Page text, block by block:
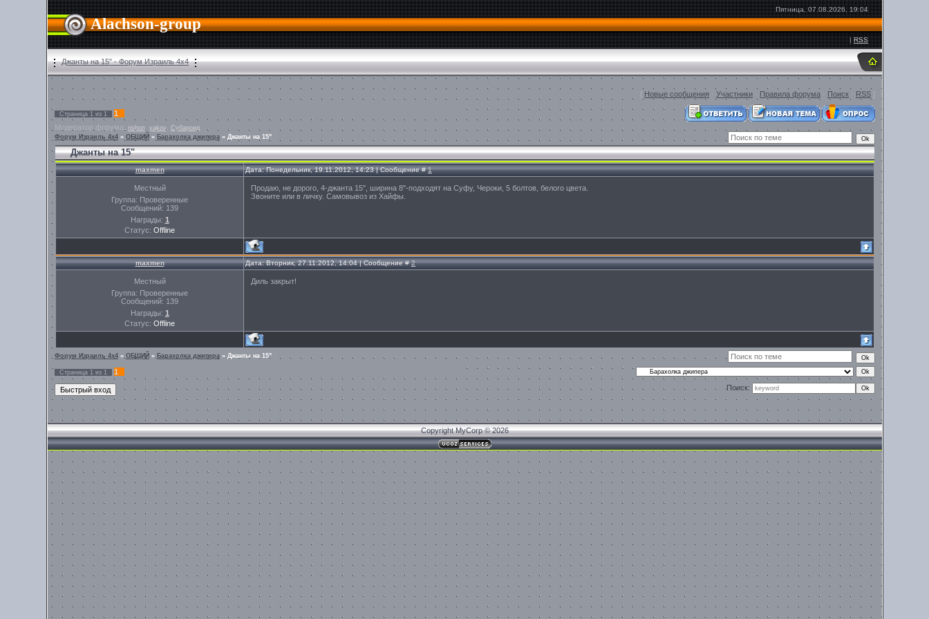
Alachson-group
Пятница, 07.08.2026, 19:04
|RSS
Джанты на 15" - Форум Израиль 4х4
[ Новые сообщения Участники Правила форума Поиск RSS ]
Страница 1 из 1
1
Модератор форума: rishon yakov Субароид
Форум Израиль 4х4 » ОБЩИЙ » Барахолка джипера » Джанты на 15"
Джанты на 15"
maxmen Дата: Понедельник, 19.11.2012, 14:23 | Сообщение #1
Местный
Группа: Проверенные
Сообщений: 139
Награды: 1
Статус: Offline
Продаю, не дорого, 4-джанта 15", ширина 8"-подходят на Суфу, Чероки, 5 болтов, белого цвета.
Звоните или в личку. Самовывоз из Хайфы.
maxmen Дата: Вторник, 27.11.2012, 14:04 | Сообщение #2
Местный
Группа: Проверенные
Сообщений: 139
Награды: 1
Статус: Offline
Диль закрыт!
Форум Израиль 4х4 » ОБЩИЙ » Барахолка джипера » Джанты на 15"
Страница 1 из 1
1
Поиск:
Copyright MyCorp © 2026